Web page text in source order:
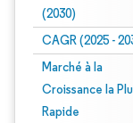
(2030)
CAGR (2025 -
Marché à la
Croissance la
Rapide